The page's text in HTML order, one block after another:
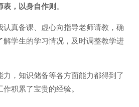
表，以身自作则 。
认真备课、虚心向指导老师请教，确
解学生的学习情况，及时调整教学进
力，知识储备等各方面能力都得到了
积累了宝贵的经验。